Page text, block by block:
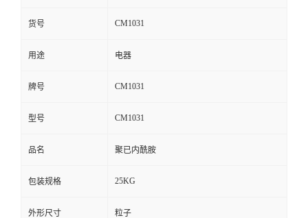
货号 CM1031
用途 电器
牌号 CM1031
型号 CM1031
品名 聚已内酰胺
包装规格 25KG
外形尺寸 粒子